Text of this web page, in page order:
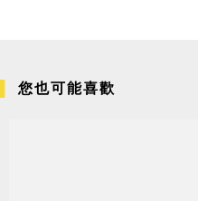
您也可能喜歡